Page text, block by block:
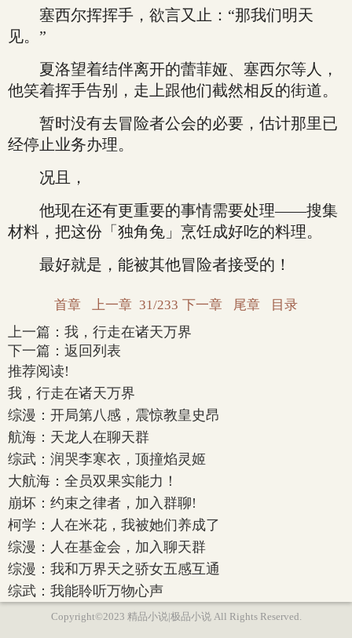
塞西尔挥挥手，欲言又止：“那我们明天
见。”
夏洛望着结伴离开的蕾菲娅、塞西尔等人，
他笑着挥手告别，走上跟他们截然相反的街道。
暂时没有去冒险者公会的必要，估计那里已
经停止业务办理。
况且，
他现在还有更重要的事情需要处理——搜集
材料，把这份「独角兔」烹饪成好吃的料理。
最好就是，能被其他冒险者接受的！
首章 上一章 31/233 下一章 尾章 目录
上一篇： 我，行走在诸天万界
下一篇： 返回列表
推荐阅读!
我，行走在诸天万界
综漫：开局第八感，震惊教皇史昂
航海：天龙人在聊天群
综武：润哭李寒衣，顶撞焰灵姬
大航海：全员双果实能力！
崩坏：约束之律者，加入群聊!
柯学：人在米花，我被她们养成了
综漫：人在基金会，加入聊天群
综漫：我和万界天之骄女五感互通
综武：我能聆听万物心声
Copyright©2023 精品小说|极品小说 All Rights Reserved.